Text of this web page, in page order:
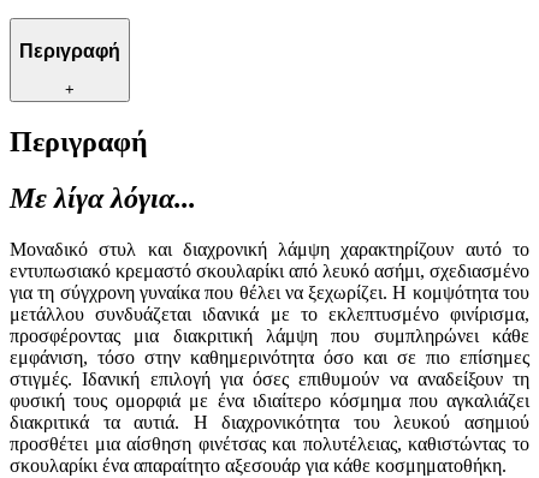
Περιγραφή
+
Περιγραφή
Με λίγα λόγια...
Μοναδικό στυλ και διαχρονική λάμψη χαρακτηρίζουν αυτό το
εντυπωσιακό κρεμαστό σκουλαρίκι από λευκό ασήμι, σχεδιασμένο
για τη σύγχρονη γυναίκα που θέλει να ξεχωρίζει. Η κομψότητα του
μετάλλου συνδυάζεται ιδανικά με το εκλεπτυσμένο φινίρισμα,
προσφέροντας μια διακριτική λάμψη που συμπληρώνει κάθε
εμφάνιση, τόσο στην καθημερινότητα όσο και σε πιο επίσημες
στιγμές. Ιδανική επιλογή για όσες επιθυμούν να αναδείξουν τη
φυσική τους ομορφιά με ένα ιδιαίτερο κόσμημα που αγκαλιάζει
διακριτικά τα αυτιά. Η διαχρονικότητα του λευκού ασημιού
προσθέτει μια αίσθηση φινέτσας και πολυτέλειας, καθιστώντας το
σκουλαρίκι ένα απαραίτητο αξεσουάρ για κάθε κοσμηματοθήκη.